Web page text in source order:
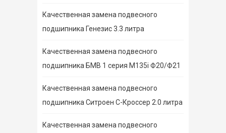
Качественная замена подвесного
подшипника Генезис 3.3 литра
Качественная замена подвесного
подшипника БМВ 1 серия M135i Ф20/Ф21
Качественная замена подвесного
подшипника Ситроен С-Кроссер 2.0 литра
Качественная замена подвесного